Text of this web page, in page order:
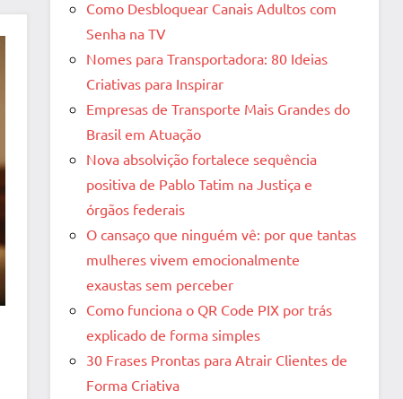
Como Desbloquear Canais Adultos com
Senha na TV
Nomes para Transportadora: 80 Ideias
Criativas para Inspirar
Empresas de Transporte Mais Grandes do
Brasil em Atuação
Nova absolvição fortalece sequência
positiva de Pablo Tatim na Justiça e
órgãos federais
O cansaço que ninguém vê: por que tantas
mulheres vivem emocionalmente
exaustas sem perceber
Como funciona o QR Code PIX por trás
explicado de forma simples
30 Frases Prontas para Atrair Clientes de
Forma Criativa